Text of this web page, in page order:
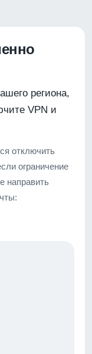
региона,
VPN и
отключить
ограничение
направить